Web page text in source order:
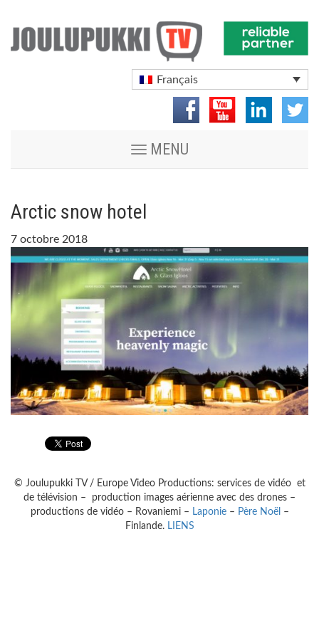
Français
ToggleMENU
Arctic snow hotel
7 octobre 2018
© Joulupukki TV / Europe Video Productions: services de vidéo et
de télévision – production images aérienne avec des drones –
productions de vidéo – Rovaniemi – Laponie– Père Noël –
Finlande. LIENS